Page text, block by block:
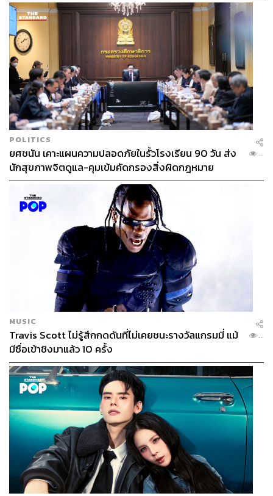
ส่วนที่บอกว่าอยากให้ประชาชนคิดรอบคอบมากขึ้น ในมุม
มองผม มันกลายเป็นอีกแบบ ไม่ได้คิดแบบคนที่เสนอ เพราะ
สิ่งนั้นกลายเป็นทำให้ประชาชนต้องคิดว่า ไม่รู้ว่าจะกาผิด
หรือกาถูก ต้องคิดให้มากขึ้น แต่ไม่ใช่คิดให้รอบคอบ กลาย
เป็นคิดว่าต้องมาคิด จะกาผิดหรือกาถูก เป็นการสร้าง
อุปสรรคให้ประชาชน แทนที่เขาจะเลือกโดยง่ายๆ ว่า
ต้องการคนนี้ ต้องการพรรคนี้ ไปเป็นผู้แทนในสภา
ระบบการเลือกตั้งที่ดีคือ ออกแบบให้ง่ายที่สุด แล้วสะท้อน
เจตนารมณ์ของประชาชนให้ได้มากที่สุดเท่าที่จะมากได้ เขา
ต้องเลือกผู้แทนที่มีอุดมการณ์ทางการเมืองที่สะท้อนว่า เขา
ต้องการให้คนนี้เข้าไปทำหน้าที่แทนเขา”
พรสันต์กล่าวด้วยว่า ฝ่ายที่เสนอบัตรเลือกตั้ง 2 ใบคนละเบอร์
อย่างแรกเขากังวลเรื่องมาตรา 90 ของรัฐธรรมนูญ แล้วเขา
บอกว่ามันจะเป็นประเด็นใหญ่ถ้าใช้เบอร์เดียวกันทั้งประเทศ
มันจะขัดกับตัวมาตรา 90
จริงๆ มาตรา 90 เป็นผลพวงจากการที่ไปออกแบบระบบ
รัฐธรรมนูญการจัดสรรปันส่วน ผสมในการเลือกตั้งแบบเดิม
จึงต้องเขียนมาตรา 90 ขึ้นมา เพราะมาตรา 90 เป็นฐานใน
การคิดคำนวณคะแนน ต้องไม่ลืมว่าระบบการเลือกตั้งการ
จัดสรรปันส่วนผสมแบบเดิม ก่อนที่จะมีการแก้ไขเพิ่มเติมไป
เขต แล้วเอาตรงนั้นมาเป็นฐานคิดสำหรับการกำหนดบัญชี
รายชื่อ ดังนั้นมาตรา 90 ว่าง่ายๆ คือกลไกของระบบการเลือก
ตั้งแบบเดิม แต่ปัจจุบัน เราต้องเข้าใจว่า เรามีการแก้ไขเพิ่ม
เติมรัฐธรรมนูญเรื่องระบบเลือกตั้งแบบนี้ไปแล้ว เราเปลี่ยน
ระบบจัดสรรปันส่วนผสมไปเป็นระบบใหม่ ที่เรียก Parallel ใน
การคิดเป็นระบบบัตร 2 ใบ แบบแบ่งเขตก็เรื่องหนึ่ง แบบปาร์ตี้
ลิสต์ก็เรื่องหนึ่ง ว่าง่ายๆ เรากำลังย้อนกลับไประบบเลือกตั้ง
แบบรัฐธรรมนูญ 2540
POLITICS
ยศชนัน เคาะแผนความปลอดภัยในรั้วโรงเรียน 90 วัน ส่ง
นักสุขภาพจิตดูแล-คุมเข้มคัดกรองสิ่งผิดกฎหมาย
...
MUSIC
Travis Scott ไม่รู้สึกกดดันที่ไม่เคยชนะรางวัลแกรมมี่ แม้
มีชื่อเข้าชิงมาแล้ว 10 ครั้ง
...